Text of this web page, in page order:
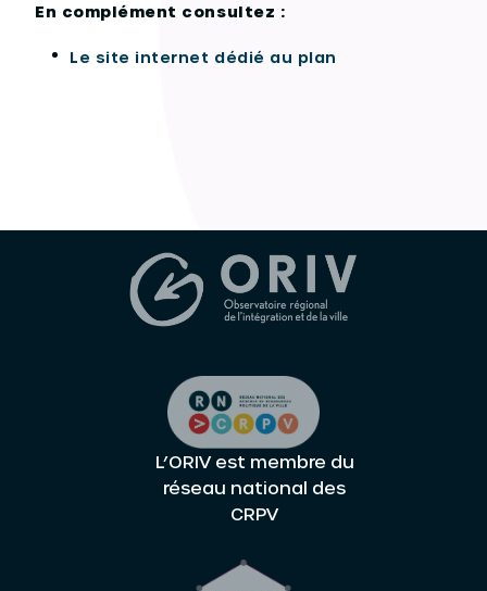
En complément consultez :
Le site internet dédié au plan
L’ORIV est membre du
réseau national des
CRPV